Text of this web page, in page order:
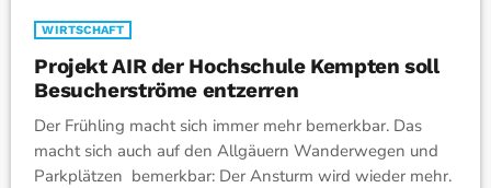
WIRTSCHAFT
Projekt AIR der Hochschule Kempten soll
Besucherströme entzerren
Der Frühling macht sich immer mehr bemerkbar. Das
macht sich auch auf den Allgäuern Wanderwegen und
Parkplätzen bemerkbar: Der Ansturm wird wieder mehr.